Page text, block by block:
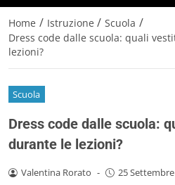
Home / Istruzione / Scuola /
Dress code dalle scuola: quali
lezioni?
Scuola
Dress code dalle scuola:
durante le lezioni?
Valentina Rorato - 25